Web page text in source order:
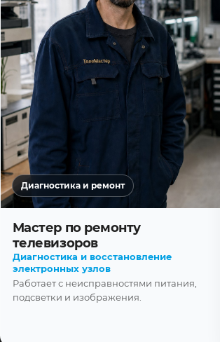
Диагностика и ремонт
Мастер по ремонту
телевизоров
Диагностика и восстановление
электронных узлов
Работает с неисправностями питания,
подсветки и изображения.